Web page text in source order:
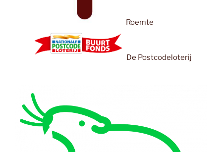
Roemte
De Postcodeloterij